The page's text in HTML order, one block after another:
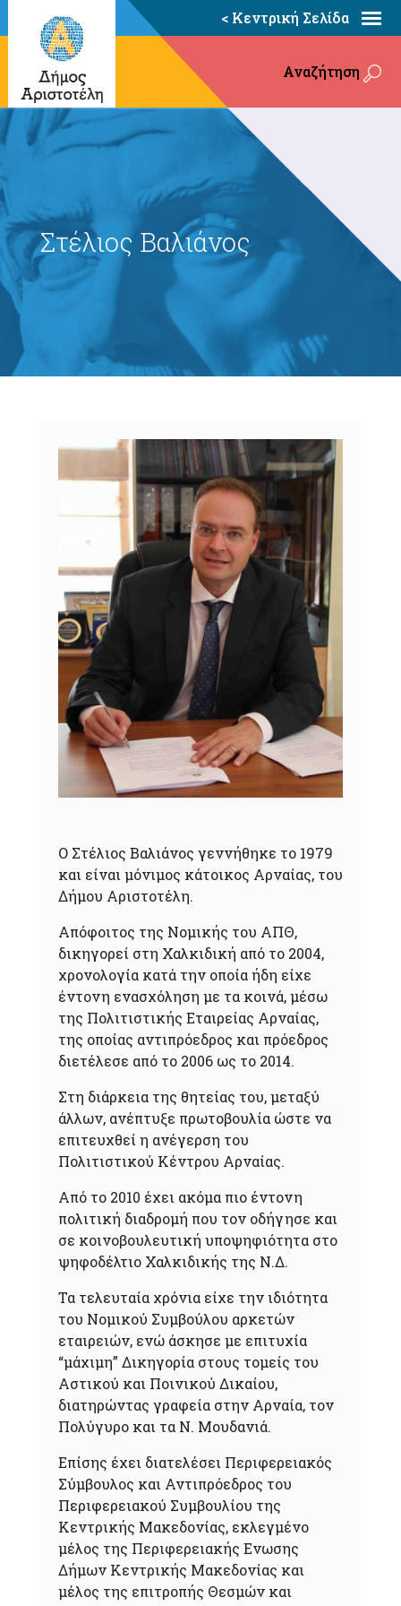
< Κεντρική Σελίδα
Αναζήτηση
Στέλιος Βαλιάνος
Ο Στέλιος Βαλιάνος γεννήθηκε το 1979
και είναι μόνιμος κάτοικος Αρναίας, του
Δήμου Αριστοτέλη.
Απόφοιτος της Νομικής του ΑΠΘ,
δικηγορεί στη Χαλκιδική από το 2004,
χρονολογία κατά την οποία ήδη είχε
έντονη ενασχόληση με τα κοινά, μέσω
της Πολιτιστικής Εταιρείας Αρναίας,
της οποίας αντιπρόεδρος και πρόεδρος
διετέλεσε από το 2006 ως το 2014.
Στη διάρκεια της θητείας του, μεταξύ
άλλων, ανέπτυξε πρωτοβουλία ώστε να
επιτευχθεί η ανέγερση του
Πολιτιστικού Κέντρου Αρναίας.
Από το 2010 έχει ακόμα πιο έντονη
πολιτική διαδρομή που τον οδήγησε και
σε κοινοβουλευτική υποψηφιότητα στο
ψηφοδέλτιο Χαλκιδικής της Ν.Δ.
Τα τελευταία χρόνια είχε την ιδιότητα
του Νομικού Συμβούλου αρκετών
εταιρειών, ενώ άσκησε με επιτυχία
“μάχιμη” Δικηγορία στους τομείς του
Αστικού και Ποινικού Δικαίου,
διατηρώντας γραφεία στην Αρναία, τον
Πολύγυρο και τα Ν. Μουδανιά.
Επίσης έχει διατελέσει Περιφερειακός
Σύμβουλος και Αντιπρόεδρος του
Περιφερειακού Συμβουλίου της
Κεντρικής Μακεδονίας, εκλεγμένο
μέλος της Περιφερειακής Ενωσης
Δήμων Κεντρικής Μακεδονίας και
μέλος της επιτροπής Θεσμών και